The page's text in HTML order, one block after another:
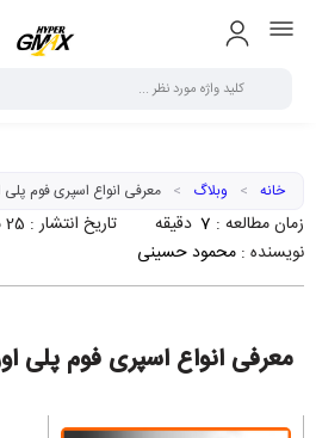
خانه > وبلاگ > معرفی انواع اسپری فوم پلی
زمان مطالعه : 7 دقیقه تاریخ انتشار : 25 مرداد 1404
نویسنده : محمود حسینی
معرفی انواع اسپری فوم پلی